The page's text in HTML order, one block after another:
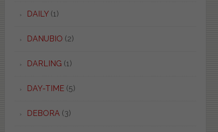
DAILY(1)
DANUBIO (2)
DARLING (1)
DAY-TIME(5)
DEBORA(3)